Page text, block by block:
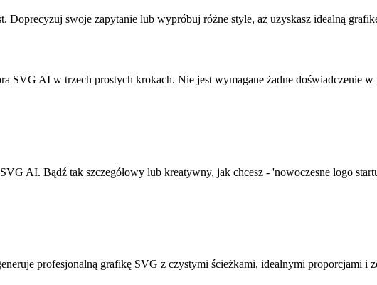
Doprecyzuj swoje zapytanie lub wypróbuj różne style, aż uzyskasz idealną
SVG AI w trzech prostych krokach. Nie jest wymagane żadne doświadczenie
AI. Bądź tak szczegółowy lub kreatywny, jak chcesz - 'nowoczesne logo
profesjonalną grafikę SVG z czystymi ścieżkami, idealnymi proporcjami i